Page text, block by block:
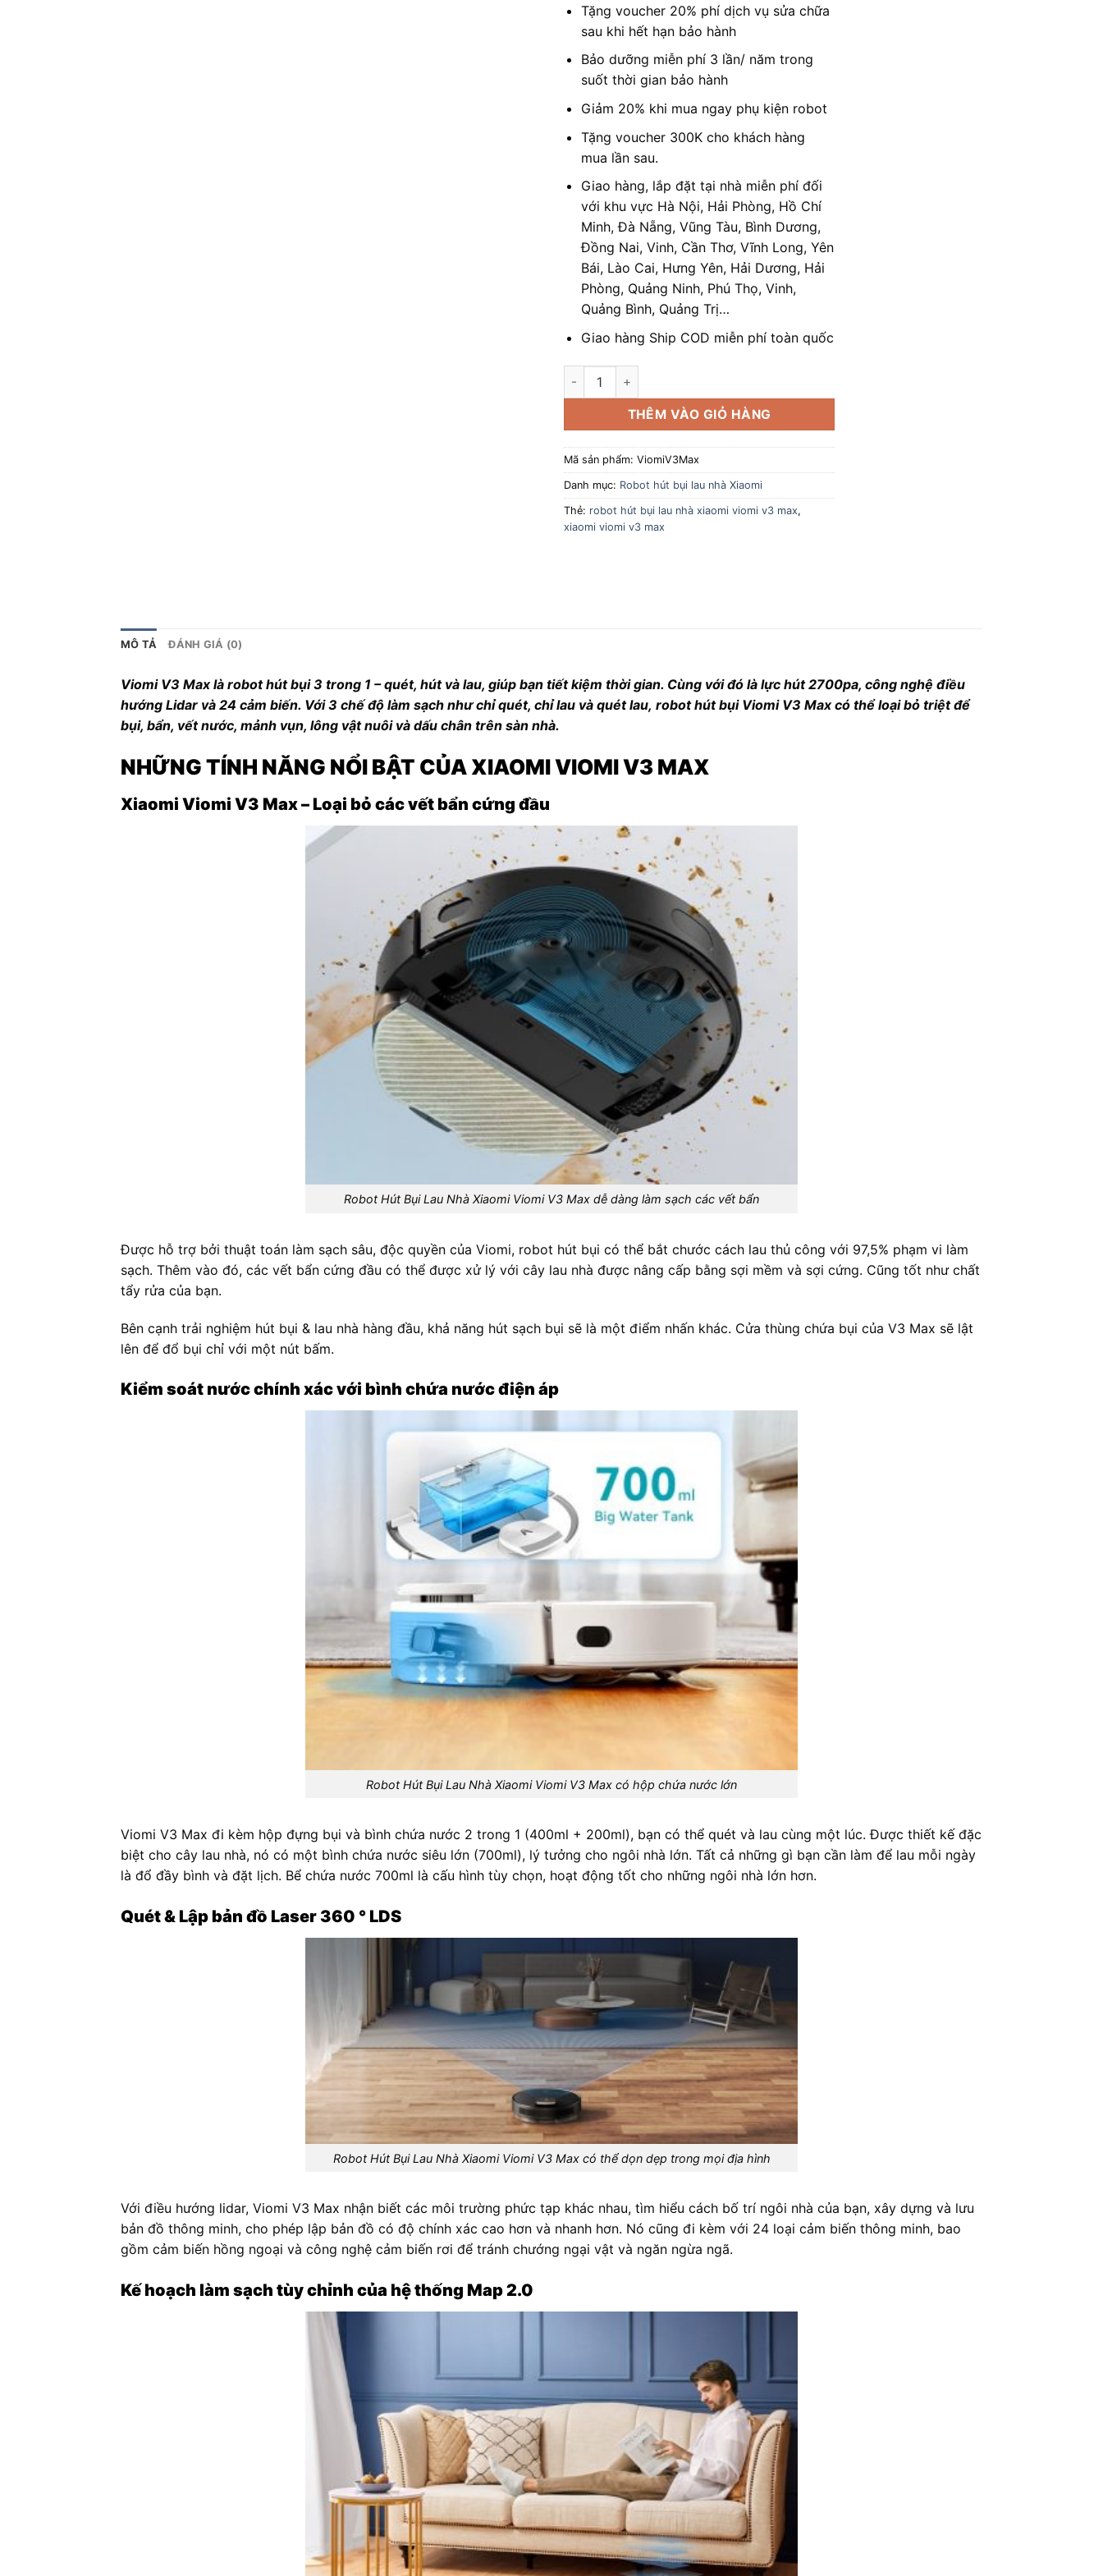
Tặng voucher 20% phí dịch vụ sửa chữa
sau khi hết hạn bảo hành
Bảo dưỡng miễn phí 3 lần/ năm trong
suốt thời gian bảo hành
Giảm 20% khi mua ngay phụ kiện robot
Tặng voucher 300K cho khách hàng
mua lần sau.
Giao hàng, lắp đặt tại nhà miễn phí đối
với khu vực Hà Nội, Hải Phòng, Hồ Chí
Minh, Đà Nẵng, Vũng Tàu, Bình Dương,
Đồng Nai, Vinh, Cần Thơ, Vĩnh Long, Yên
Bái, Lào Cai, Hưng Yên, Hải Dương, Hải
Phòng, Quảng Ninh, Phú Thọ, Vinh,
Quảng Bình, Quảng Trị…
Giao hàng Ship COD miễn phí toàn quốc
Robot Hút Bụi Lau Nhà Xiaomi Viomi V3 Max số lượng
THÊM VÀO GIỎ HÀNG
Mã sản phẩm: ViomiV3Max
Danh mục: Robot hút bụi lau nhà Xiaomi
Thẻ: robot hút bụi lau nhà xiaomi viomi v3 max,
xiaomi viomi v3 max
MÔ TẢ ĐÁNH GIÁ (0)
Viomi V3 Max là robot hút bụi 3 trong 1 – quét, hút và lau, giúp bạn tiết kiệm thời gian. Cùng với đó là lực hút 2700pa, công nghệ điều
hướng Lidar và 24 cảm biến. Với 3 chế độ làm sạch như chỉ quét, chỉ lau và quét lau, robot hút bụi Viomi V3 Max có thể loại bỏ triệt để
bụi, bẩn, vết nước, mảnh vụn, lông vật nuôi và dấu chân trên sàn nhà.
NHỮNG TÍNH NĂNG NỔI BẬT CỦA XIAOMI VIOMI V3 MAX
Xiaomi Viomi V3 Max – Loại bỏ các vết bẩn cứng đầu
Robot Hút Bụi Lau Nhà Xiaomi Viomi V3 Max dễ dàng làm sạch các vết bẩn
Được hỗ trợ bởi thuật toán làm sạch sâu, độc quyền của Viomi, robot hút bụi có thể bắt chước cách lau thủ công với 97,5% phạm vi làm
sạch. Thêm vào đó, các vết bẩn cứng đầu có thể được xử lý với cây lau nhà được nâng cấp bằng sợi mềm và sợi cứng. Cũng tốt như chất
tẩy rửa của bạn.
Bên cạnh trải nghiệm hút bụi & lau nhà hàng đầu, khả năng hút sạch bụi sẽ là một điểm nhấn khác. Cửa thùng chứa bụi của V3 Max sẽ lật
lên để đổ bụi chỉ với một nút bấm.
Kiểm soát nước chính xác với bình chứa nước điện áp
Robot Hút Bụi Lau Nhà Xiaomi Viomi V3 Max có hộp chứa nước lớn
Viomi V3 Max đi kèm hộp đựng bụi và bình chứa nước 2 trong 1 (400ml + 200ml), bạn có thể quét và lau cùng một lúc. Được thiết kế đặc
biệt cho cây lau nhà, nó có một bình chứa nước siêu lớn (700ml), lý tưởng cho ngôi nhà lớn. Tất cả những gì bạn cần làm để lau mỗi ngày
là đổ đầy bình và đặt lịch. Bể chứa nước 700ml là cấu hình tùy chọn, hoạt động tốt cho những ngôi nhà lớn hơn.
Quét & Lập bản đồ Laser 360 ° LDS
Robot Hút Bụi Lau Nhà Xiaomi Viomi V3 Max có thể dọn dẹp trong mọi địa hình
Với điều hướng lidar, Viomi V3 Max nhận biết các môi trường phức tạp khác nhau, tìm hiểu cách bố trí ngôi nhà của bạn, xây dựng và lưu
bản đồ thông minh, cho phép lập bản đồ có độ chính xác cao hơn và nhanh hơn. Nó cũng đi kèm với 24 loại cảm biến thông minh, bao
gồm cảm biến hồng ngoại và công nghệ cảm biến rơi để tránh chướng ngại vật và ngăn ngừa ngã.
Kế hoạch làm sạch tùy chỉnh của hệ thống Map 2.0